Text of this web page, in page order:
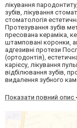
лікування
зубів, лікування
стоматологія
Протезування зубів
пресована кераміка,
штамповані коронки,
адгезивні протези
(ортодонтія),
карієсу, лікування
відбілювання зубів,
видалення зубного
Показати повний опис